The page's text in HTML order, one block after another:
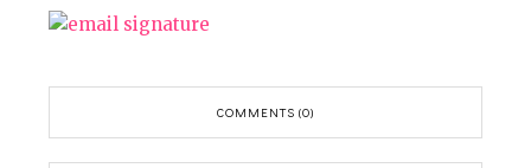
COMMENTS (0)